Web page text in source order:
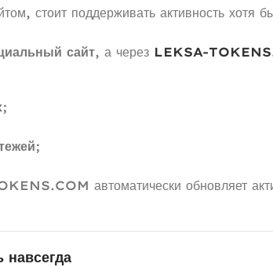
стоит поддерживать активность хотя
сайт, а через LEKSA-
;
;
автоматически обновляет
навсегда